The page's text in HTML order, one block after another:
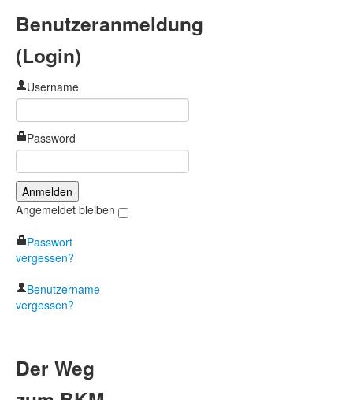
Benutzeranmeldung
(Login)
Username
Password
Angemeldet bleiben
Passwort
vergessen?
Benutzername
vergessen?
Der Weg